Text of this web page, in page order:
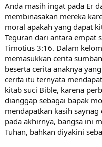
Anda masih ingat pada Er
membinasakan mereka
moral apakah yang dapat
Teguran dari antara empat
Timotius 3:16. Dalam
memasukkan cerita
beserta cerita anaknya
cerita itu ternyata
kitab suci Bible, karena
dianggap sebagai bapak
mendapatkan kasih
pada akhirnya, bangsa ini
Tuhan, bahkan diyakini